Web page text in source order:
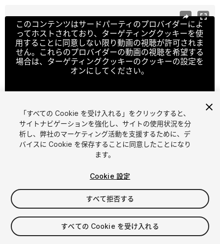
このコンテンツはサードパーティのプロバイダーによ
ってホストされており、ターゲティングクッキーを使
用することに同意しない限り動画の視聴が許可されま
せん。これらのプロバイダーの動画の視聴を希望する
場合は、ターゲティングクッキーのクッキーの設定を
オンにしてください。
クッキーの設定
1/3
$23.99
消費税は決済時に計算されます
「すべての Cookie を受け入れる」をクリックすると、
サイトナビゲーションを強化し、サイトの使用状況を分
析し、弊社のマーケティング活動を支援するために、デ
バイスに Cookie を保存することに同意したことになり
ます。
Cookie 設定
すべて拒否する
すべての Cookie を受け入れる